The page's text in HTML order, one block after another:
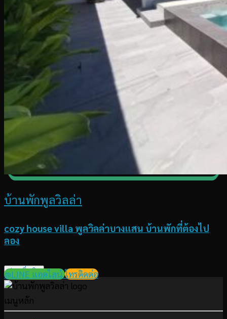
บ้านพักพูลวิลล่า
cozy house villa พูลวิลล่าบางแสน บ้านพักที่ต้องไป
ลอง
อ่านเพิ่มเติม
@LINE แอดไลน์ โทรติดต่อ
เมนูหลัก